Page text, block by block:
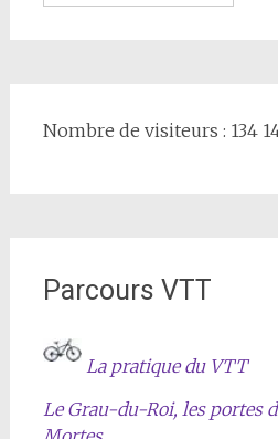
Nombre de visiteurs : 134
Parcours VTT
La pratique du VTT
Le Grau-du-Roi, les portes